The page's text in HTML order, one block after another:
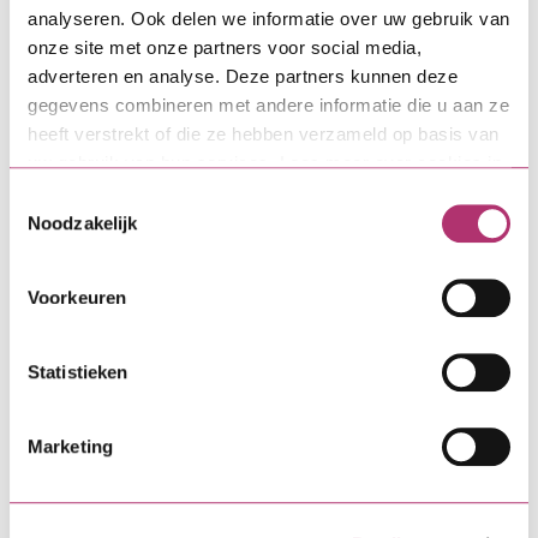
analyseren. Ook delen we informatie over uw gebruik van
onze site met onze partners voor social media,
adverteren en analyse. Deze partners kunnen deze
gegevens combineren met andere informatie die u aan ze
heeft verstrekt of die ze hebben verzameld op basis van
uw gebruik van hun services. Lees meer over cookies in
Noodzakelijk
Voorkeuren
Statistieken
Marketing
lenen en daarvoor de eerste drie jaar geen
maandlasten hebben, weegt voor starters op tegen
de hogere rente. Ze maken graag gebruik van de
Starterslening. Niet alleen vanwege alle voordelen,
maar ook omdat ze het zien als een dienst van de